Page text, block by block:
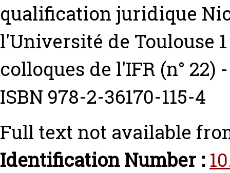
qualification juridique
l'Université de Toulouse
colloques de l'IFR (n° 22)
ISBN 978-2-36170-115-4
Full text not available
Identification Number :